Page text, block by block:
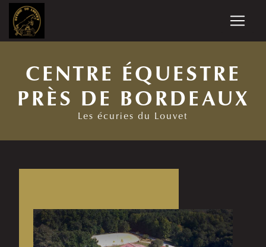
CENTRE ÉQUESTRE
PRÈS DE BORDEAUX
Les écuries du Louvet
Panneau de gestion des cookies